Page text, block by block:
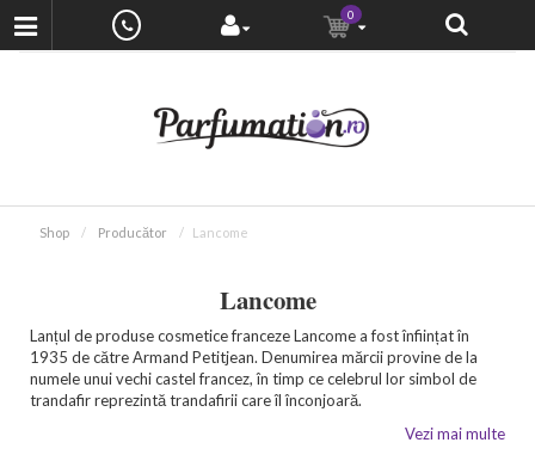
0
Shop Producător Lancome
Lancome
Lanțul de produse cosmetice franceze Lancome a fost înființat în
1935 de către Armand Petitjean. Denumirea mărcii provine de la
numele unui vechi castel francez, în timp ce celebrul lor simbol de
trandafir reprezintă trandafirii care îl înconjoară.
Vezi mai multe